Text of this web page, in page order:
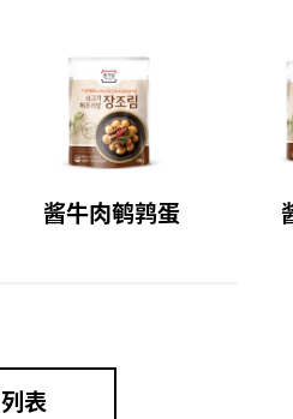
酱牛肉鹌鹑蛋
列表